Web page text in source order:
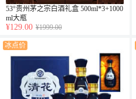
53°贵州茅之宗白酒礼盒 500ml*3+1000
ml大瓶
¥129.00 ¥1999.00
冰点价